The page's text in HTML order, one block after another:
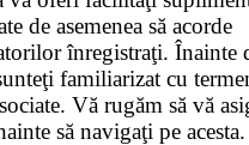
de asemenea să acorde
înregistraţi. Înainte
familiarizat cu
Vă rugăm să vă
să navigaţi pe acesta.